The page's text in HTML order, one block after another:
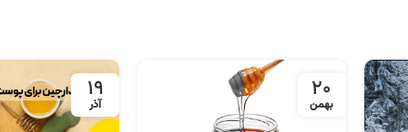
20
بهمن 19
آذر